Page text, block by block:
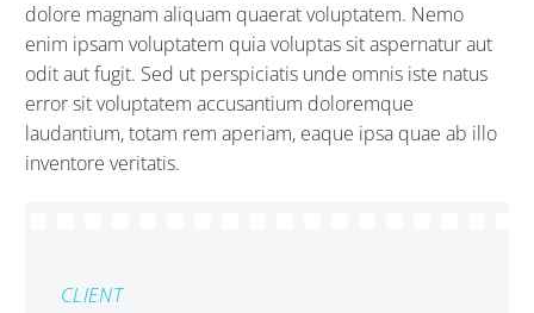
dolore magnam aliquam quaerat voluptatem. Nemo
enim ipsam voluptatem quia voluptas sit aspernatur aut
odit aut fugit. Sed ut perspiciatis unde omnis iste natus
error sit voluptatem accusantium doloremque
laudantium, totam rem aperiam, eaque ipsa quae ab illo
inventore veritatis.
CLIENT